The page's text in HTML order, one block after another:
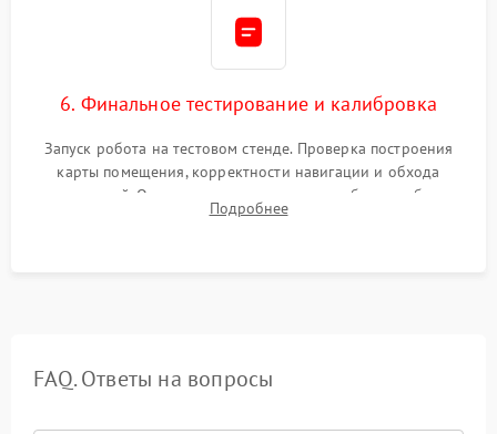
6. Финальное тестирование и калибровка
Запуск робота на тестовом стенде. Проверка построения
карты помещения, корректности навигации и обхода
препятствий. Оценка силы всасывания и работы турбины.
Тестирование автоматического возврата на док-станцию и
Подробнее
FAQ. Ответы на вопросы